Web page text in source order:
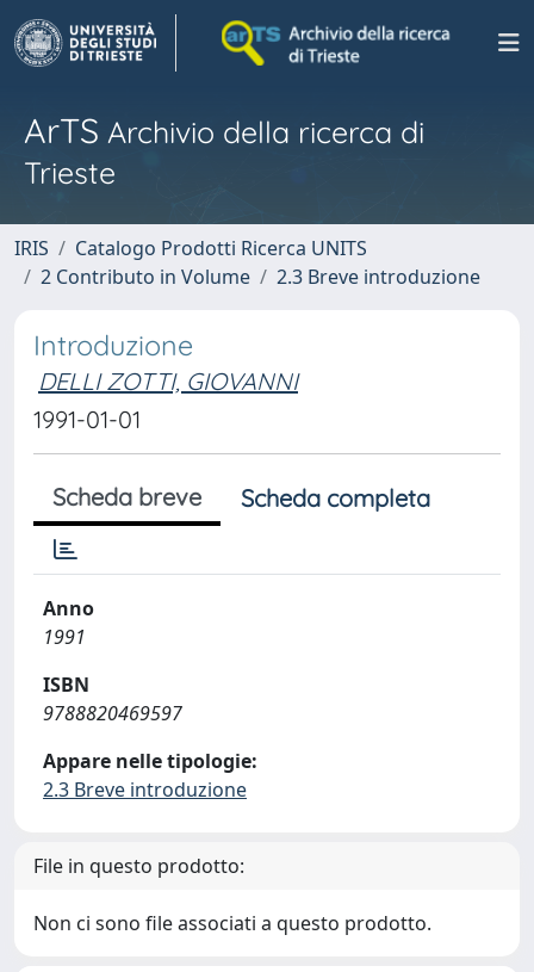
ArTS Archivio della ricerca di
Trieste
IRIS
Catalogo Prodotti Ricerca UNITS
2 Contributo in Volume
2.3 Breve introduzione
Introduzione
DELLI ZOTTI, GIOVANNI
1991-01-01
Scheda breve Scheda completa
Anno
1991
ISBN
9788820469597
Appare nelle tipologie:
2.3 Breve introduzione
File in questo prodotto:
Non ci sono file associati a questo prodotto.